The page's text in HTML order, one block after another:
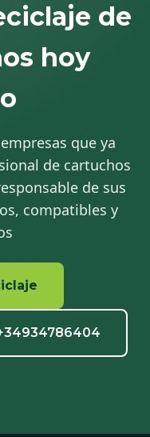
de
hoy
que ya
de cartuchos
de sus
compatibles y